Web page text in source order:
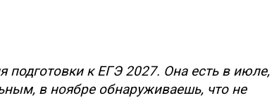
к ЕГЭ 2027. Она есть в июле,
в ноябре обнаруживаешь, что не